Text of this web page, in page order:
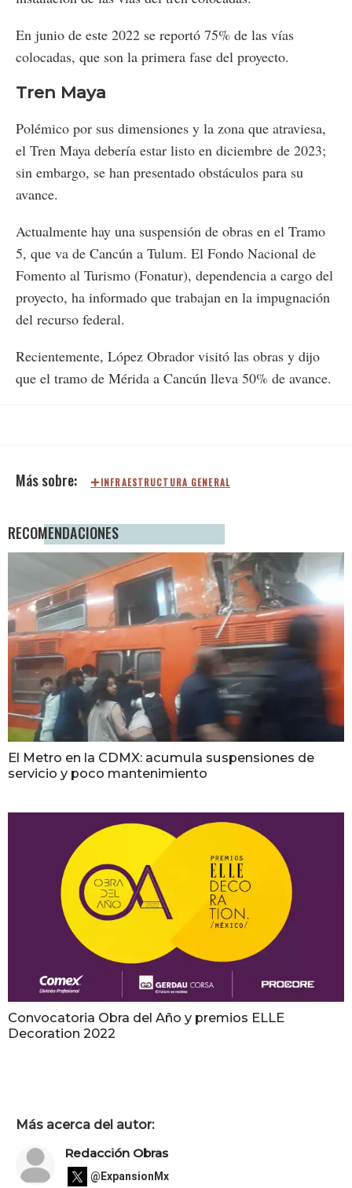
En junio de este 2022 se reportó 75% de las vías
colocadas, que son la primera fase del proyecto.
Tren Maya
Polémico por sus dimensiones y la zona que atraviesa,
el Tren Maya debería estar listo en diciembre de 2023;
sin embargo, se han presentado obstáculos para su
avance.
Actualmente hay una suspensión de obras en el Tramo
5, que va de Cancún a Tulum. El Fondo Nacional de
Fomento al Turismo (Fonatur), dependencia a cargo del
proyecto, ha informado que trabajan en la impugnación
del recurso federal.
Recientemente, López Obrador visitó las obras y dijo
que el tramo de Mérida a Cancún lleva 50% de avance.
INFRAESTRUCTURA GENERAL
RECOMENDACIONES
El Metro en la CDMX: acumula suspensiones de
servicio y poco mantenimiento
Convocatoria Obra del Año y premios ELLE
Decoration 2022
Más acerca del autor:
Redacción Obras
@ExpansionMx